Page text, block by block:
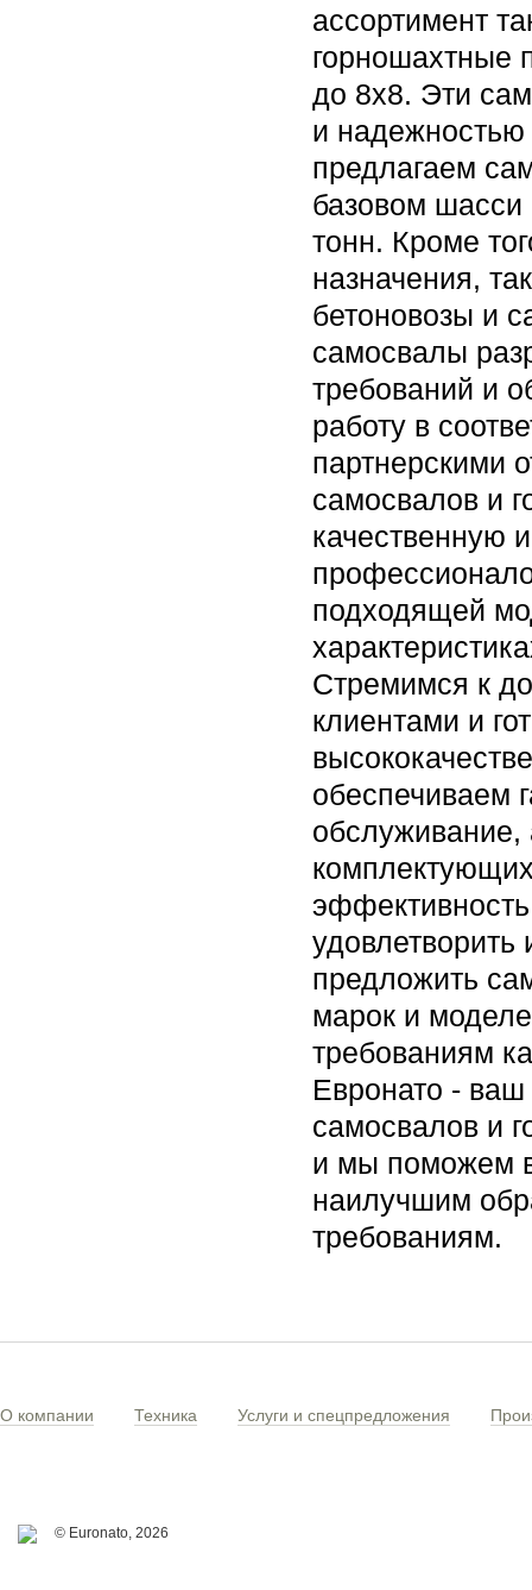
ассортимент
горношахтные
до 8х8. Эти
и
предлагаем
базовом шасси
тонн. Кроме
назначения,
бетоновозы и
самосвалы
требований и
работу в
партнерскими
самосвалов и
качественную
подходящей
Стремимся к
клиентами и
обеспечиваем
обслуживание,
предложить
марок и
требованиям
Евронато -
самосвалов и
и мы поможем
наилучшим
требованиям.
О компании Техника Услуги и спецпредложения
© Euronato, 2026